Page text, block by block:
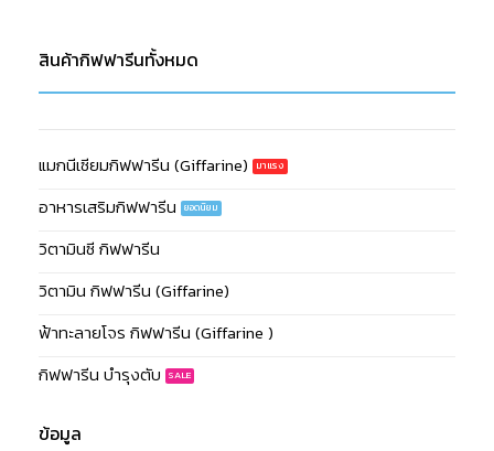
สินค้ากิฟฟารีนทั้งหมด
แมกนีเซียมกิฟฟารีน (Giffarine)
อาหารเสริมกิฟฟารีน
วิตามินซี กิฟฟารีน
วิตามิน กิฟฟารีน (Giffarine)
ฟ้าทะลายโจร กิฟฟารีน (Giffarine )
กิฟฟารีน บำรุงตับ
ข้อมูล